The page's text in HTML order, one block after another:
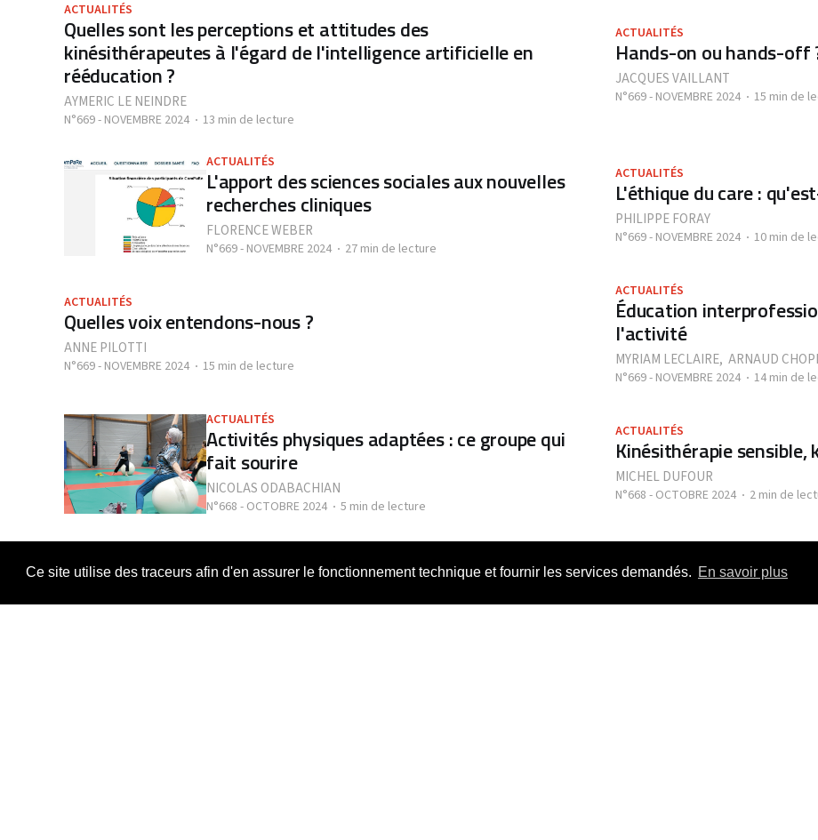
Ce site utilise des traceurs afin d'en assurer le fonctionnement technique et fournir les services demandés. En savoir plus
ACTUALITÉS
Quelles sont les perceptions et attitudes des
kinésithérapeutes à l'égard de l'intelligence artificielle en
rééducation ?
AYMERIC LE NEINDRE
N°669 - NOVEMBRE 2024 13 min de lecture
ACTUALITÉS
Hands-on ou hands-off
JACQUES VAILLANT
N°669 - NOVEMBRE 2024 15 min de
ACTUALITÉS
L'apport des sciences sociales aux nouvelles
recherches cliniques
FLORENCE WEBER
N°669 - NOVEMBRE 2024 27 min de lecture
ACTUALITÉS
L'éthique du care :
PHILIPPE FORAY
N°669 - NOVEMBRE 2024 10 min de
ACTUALITÉS
Quelles voix entendons-nous ?
ANNE PILOTTI
N°669 - NOVEMBRE 2024 15 min de lecture
ACTUALITÉS
Éducation
l'activité
MYRIAM LECLAIRE, ARNAUD
N°669 - NOVEMBRE 2024 14 min de
ACTUALITÉS
Activités physiques adaptées : ce groupe qui
fait sourire
NICOLAS ODABACHIAN
N°668 - OCTOBRE 2024 5 min de lecture
ACTUALITÉS
Kinésithérapie sensible,
MICHEL DUFOUR
N°668 - OCTOBRE 2024 2 min de
Promouvoir l'autogestion des patients : les
clinique dans le champ musculo-squelettique